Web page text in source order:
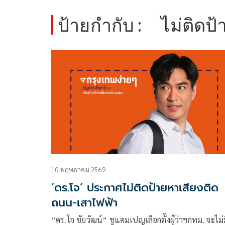
ป้ายกำกับ : ไม่ติดป้
10 พฤษภาคม 2569
‘ดร.โจ’ ประกาศไม่ติดป้ายหาเสียงติด
ถนน-เสาไฟฟ้า
“ดร.โจ ชัยวัฒน์” ชูแคมเปญเลือกตั้งผู้ว่าฯกทม. จะไ